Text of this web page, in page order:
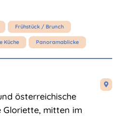
Frühstück / Brunch
Küche Panoramablicke

österreichische
Gloriette, mitten im